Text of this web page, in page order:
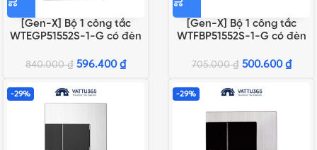
[Gen-X] Bộ 1 công tắc
WTEGP51552S-1-G có đèn
840.000₫ 596.400 ₫
[Gen-X] Bộ 1 công tắc
WTFBP51552S-1-G có đèn
705.000₫ 500.600 ₫
-29% -29%